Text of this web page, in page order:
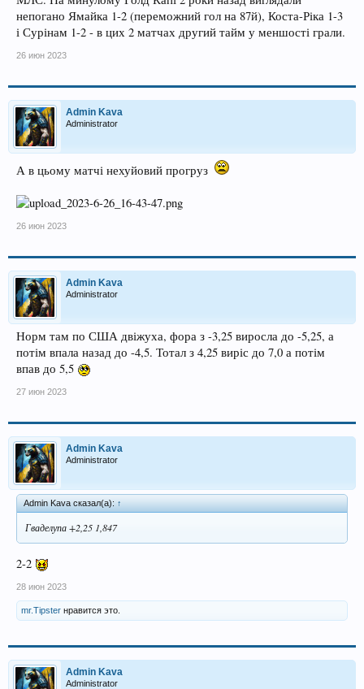
непогано Ямайка 1-2 (переможний гол на 87й), Коста-Ріка 1-3
і Сурінам 1-2 - в цих 2 матчах другий тайм у меншості грали.
26 июн 2023
Admin Kava
Administrator
А в цьому матчі нехуйовий прогруз
26 июн 2023
Admin Kava
Administrator
Норм там по США двіжуха, фора з -3,25 виросла до -5,25, а
потім впала назад до -4,5. Тотал з 4,25 виріс до 7,0 а потім
впав до 5,5
27 июн 2023
Admin Kava
Administrator
Admin Kava сказал(а): ↑
Гваделупа +2,25 1,847
2-2
28 июн 2023
mr.Tipster нравится это.
Admin Kava
Administrator